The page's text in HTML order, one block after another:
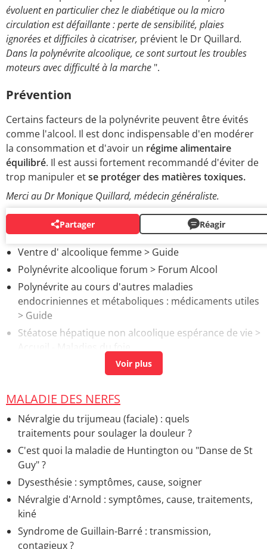
évoluent en particulier chez le diabétique ou la micro
circulation est défaillante : perte de sensibilité, plaies
ignorées et difficiles à cicatriser, prévient le Dr Quillard.
Dans la polynévrite alcoolique, ce sont surtout les troubles
moteurs avec difficulté à la marche ".
Prévention
Certains facteurs de la polynévrite peuvent être évités
comme l'alcool. Il est donc indispensable d'en modérer
la consommation et d'avoir un régime alimentaire
équilibré. Il est aussi fortement recommandé d'éviter de
trop manipuler etse protéger des matières toxiques.
Merci au Dr Monique Quillard, médecin généraliste.
Partager Réagir
AUTOUR DU MÊME SUJET
Ventre d' alcoolique femme> Guide
Polynévrite alcoolique forum > Forum Alcool
Polynévrite au cours d'autres maladies
endocriniennes et métaboliques : médicaments utiles
> Guide
Stéatose hépatique non alcoolique espérance de vie >
Douleurs neuropathiques aux pieds (alcoolisme)
Forum Maladies neurologiques
Alcoolique> Accueil - Alcool
Polynévrite alcoolique
>Forum Alcool
Taux de gamma gt d'un alcoolique> Accueil - Analyses
de sang
Syndrome alcoolique
l'enfant
Hépatite alcoolique
> Accueil - Maladies du foie
MALADIE DES NERFS
Névralgie du trijumeau (faciale) : quels
traitements pour soulager la douleur ?
C'est quoi la maladie de Huntington ou "Danse de St
Guy" ?
Dysesthésie : symptômes, cause, soigner
Névralgie d'Arnold : symptômes, cause, traitements,
kiné
Syndrome de Guillain-Barré : transmission,
contagieux ?